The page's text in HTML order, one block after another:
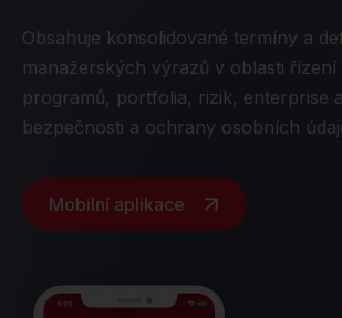
Obsahuje konsolidované termíny a
manažerských výrazů v oblasti řízení
programů, portfolia, rizik, enterprise
bezpečnosti a ochrany osobních
Mobilní aplikace